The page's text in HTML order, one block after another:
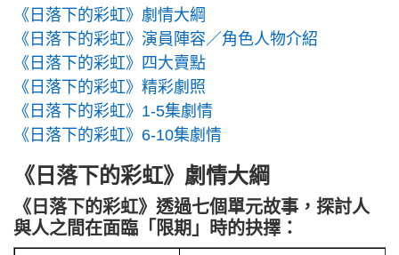
《日落下的彩虹》劇情大綱
《日落下的彩虹》演員陣容／角色人物介紹
《日落下的彩虹》四大賣點
《日落下的彩虹》精彩劇照
《日落下的彩虹》1-5集劇情
《日落下的彩虹》6-10集劇情
《日落下的彩虹》劇情大綱
《日落下的彩虹》透過七個單元故事，探討人
與人之間在面臨「限期」時的抉擇：